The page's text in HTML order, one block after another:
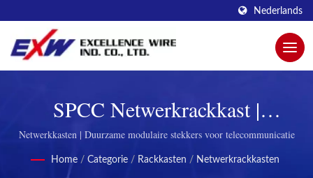
Nederlands
SPCC Netwerkrackkast |
Innovatieve Modulaire Stekkers
Voor Verbeterde Connectiviteit
Netwerkkasten | Duurzame modulaire stekkers voor telecommunicatie
Home / Categorie / Rackkasten / Netwerkrackkasten